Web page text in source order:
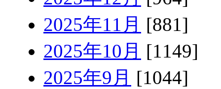
2025年11月 [881]
2025年10月 [1149]
2025年9月 [1044]